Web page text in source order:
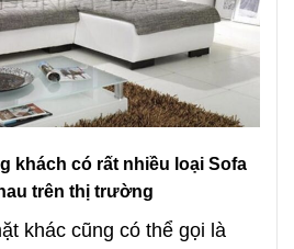
khách có rất nhiều loại Sofa
trên thị trường
khác cũng có thể gọi là